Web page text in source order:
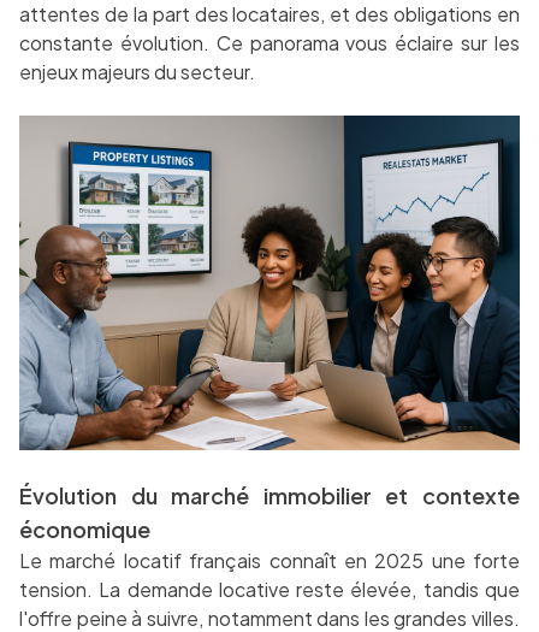
attentes de la part des locataires, et des obligations en
constante évolution. Ce panorama vous éclaire sur les
enjeux majeurs du secteur.
Évolution du marché immobilier et contexte
économique
Le marché locatif français connaît en 2025 une forte
tension. La demande locative reste élevée, tandis que
l'offre peine à suivre, notamment dans les grandes villes.